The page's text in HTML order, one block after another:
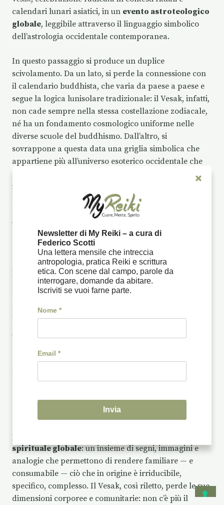
calendari lunari asiatici, in un evento astroteologico
globale, leggibile attraverso il linguaggio simbolico
dell’astrologia occidentale contemporanea.
In questo passaggio si produce un duplice
scivolamento. Da un lato, si perde la connessione con
il calendario buddhista, che varia da paese a paese e
segue la logica lunisolare tradizionale: il Vesak, infatti,
non cade sempre nella stessa costellazione zodiacale,
né ha un fondamento cosmologico uniforme nelle
diverse scuole del buddhismo. Dall’altro, si
sovrappone a questa data una griglia simbolica che
appartiene più all’universo esoterico occidentale che
alle tradizioni asiatiche: la costellazione del Toro, con
il suo immaginario di stabilità, fertilità e forza terrena,
non è una categoria operativa nel buddhismo storico,
ma è parte integrante di un lessico spiritualista diffuso
tra pratiche new age, astrologia energetica e discipline
olistiche.
Questo tipo di operazione non è puramente decorativa.
L’inserzione di elementi zodiacali, come il Toro e il
plenilunio, conferisce al racconto unadimensione
parla a un pubblico abituato a riconoscere nella
verità e risonanza. In altre parole, l’inserzione della
simbologia celeste trasforma la festività in un evento
trans-tradizionale, accessibile a chiunque sia disposto a
leggerne i segni secondo una logica sincretica ed
dell’autenticità spirituale.
potremmo chiamare un
spirituale globale: un insieme di segni, immagini e
analogie che permettono di rendere familiare — e
consumabile — ciò che in origine è irriducibile,
specifico, complesso. Il Vesak, così riletto, perde le sue
dimensioni corporee e comunitarie: non c’è più il
Newsletter di My Reiki – a cura di
Federico Scotti
Una lettera mensile che intreccia
antropologia, pratica Reiki e scrittura
etica. Con scene dal campo, parole da
interrogare, domande da abitare.
Iscriviti se vuoi farne parte.
Nome *
Email *
Invia